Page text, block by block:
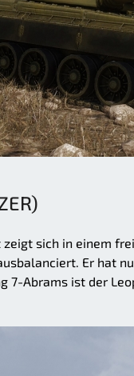
sich in einem
Er hat
7-Abrams ist der